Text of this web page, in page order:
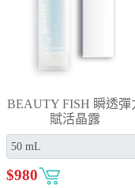
BEAUTY FISH 瞬透彈
賦活晶露
$980